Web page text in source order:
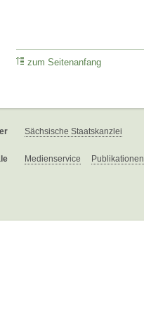
zum Seitenanfang
Sächsische Staatskanzlei
Medienservice Publikationen